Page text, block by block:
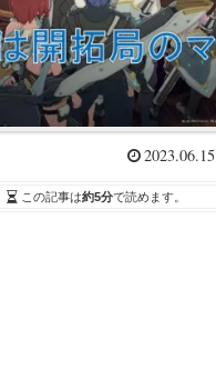
2023.06.15
この記事は約5分で読めます。